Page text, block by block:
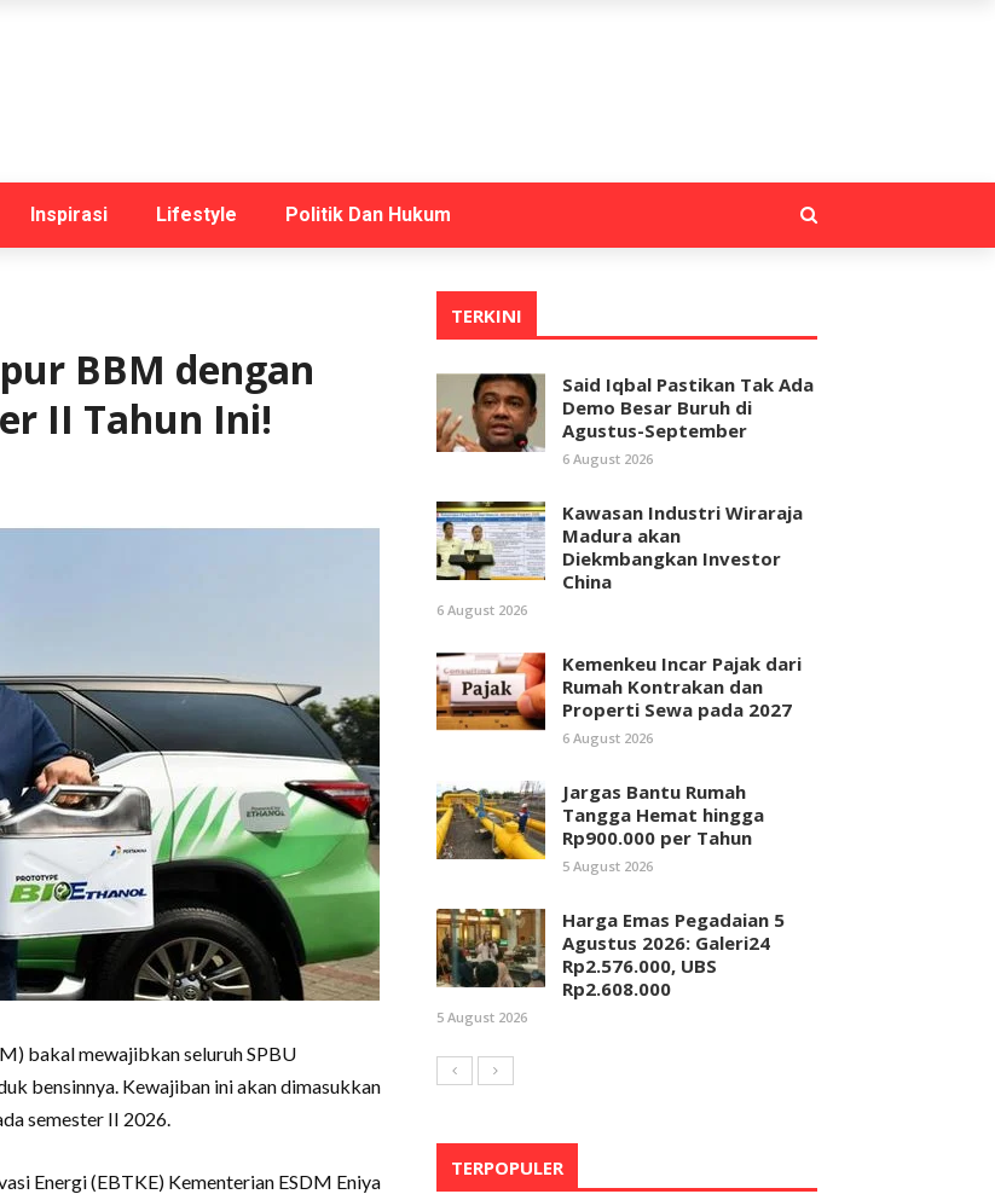
Inspirasi Lifestyle Politik Dan Hukum
BBM dengan
II Tahun Ini!
bakal mewajibkan seluruh SPBU
bensinnya. Kewajiban ini akan dimasukkan
semester II 2026.
Energi (EBTKE) Kementerian ESDM Eniya
TERKINI
Said Iqbal Pastikan Tak Ada
Demo Besar Buruh di
Agustus-September
6 August 2026
Kawasan Industri Wiraraja
Madura akan
Diekmbangkan Investor
China
6 August 2026
Kemenkeu Incar Pajak dari
Rumah Kontrakan dan
Properti Sewa pada 2027
6 August 2026
Jargas Bantu Rumah
Tangga Hemat hingga
Rp900.000 per Tahun
5 August 2026
Harga Emas Pegadaian 5
Agustus 2026: Galeri24
Rp2.576.000, UBS
Rp2.608.000
5 August 2026
TERPOPULER